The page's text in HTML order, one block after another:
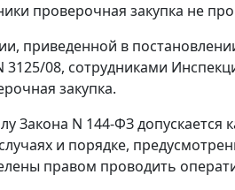
проверочная закупка не
приведенной в
3125/08, сотрудниками
закупка.
Закона N 144-ФЗ
и порядке,
правом проводить